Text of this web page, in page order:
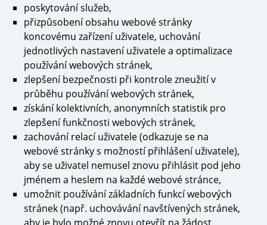
poskytování služeb,
přizpůsobení obsahu webové stránky
koncovému zařízení uživatele, uchování
jednotlivých nastavení uživatele a optimalizace
používání webových stránek,
zlepšení bezpečnosti při kontrole zneužití v
průběhu používání webových stránek,
získání kolektivních, anonymních statistik pro
zlepšení funkčnosti webových stránek,
zachování relací uživatele (odkazuje se na
webové stránky s možností přihlášení uživatele),
aby se uživatel nemusel znovu přihlásit pod jeho
jménem a heslem na každé webové stránce,
umožnit používání základních funkcí webových
stránek (např. uchovávání navštívených stránek,
aby je bylo možné znovu otevřít na žádost